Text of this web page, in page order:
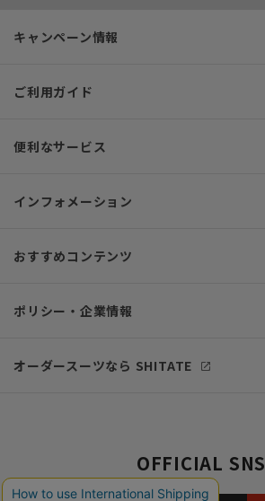
キャンペーン情報
ご利用ガイド
便利なサービス
インフォメーション
おすすめコンテンツ
ポリシー・企業情報
オーダースーツなら SHITATE
OFFICIAL SNS